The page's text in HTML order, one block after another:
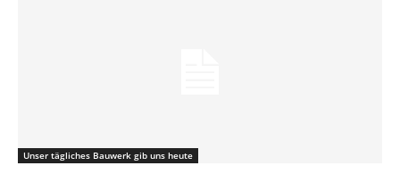
Unser tägliches Bauwerk gib uns heute